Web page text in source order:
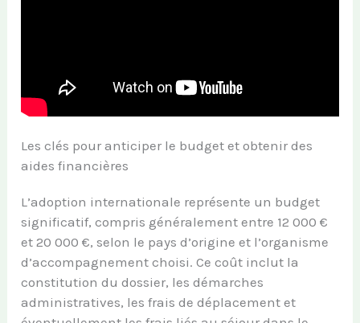
Les clés pour anticiper le budget et obtenir des
aides financières
L’adoption internationale représente un budget
significatif, compris généralement entre 12 000 €
et 20 000 €, selon le pays d’origine et l’organisme
d’accompagnement choisi. Ce coût inclut la
constitution du dossier, les démarches
administratives, les frais de déplacement et